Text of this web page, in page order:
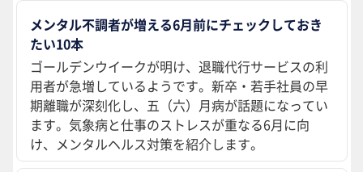
メンタル不調者が増える6月前にチェックしておき
たい10本
ゴールデンウイークが明け、退職代行サービスの利
用者が急増しているようです。新卒・若手社員の早
期離職が深刻化し、五（六）月病が話題になってい
ます。気象病と仕事のストレスが重なる6月に向
け、メンタルヘルス対策を紹介します。